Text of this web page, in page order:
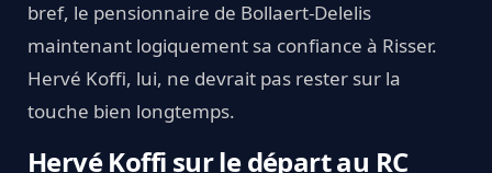
bref, le pensionnaire de Bollaert-Delelis
maintenant logiquement sa confiance à Risser.
Hervé Koffi, lui, ne devrait pas rester sur la
touche bien longtemps.
Hervé Koffi sur le départ au RC